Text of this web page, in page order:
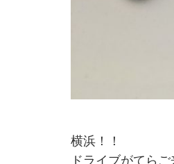
横浜！！
ドライブがてら